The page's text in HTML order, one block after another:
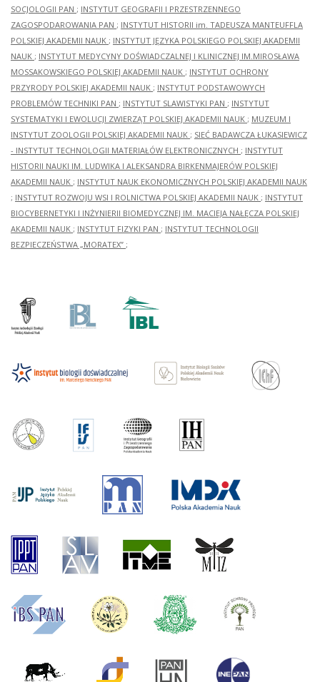
SOCJOLOGII PAN ; INSTYTUT GEOGRAFII I PRZESTRZENNEGO
ZAGOSPODAROWANIA PAN ; INSTYTUT HISTORII im. TADEUSZA MANTEUFFLA
POLSKIEJ AKADEMII NAUK ; INSTYTUT JĘZYKA POLSKIEGO POLSKIEJ AKADEMII
NAUK ; INSTYTUT MEDYCYNY DOŚWIADCZALNEJ I KLINICZNEJ IM.MIROSŁAWA
MOSSAKOWSKIEGO POLSKIEJ AKADEMII NAUK ; INSTYTUT OCHRONY
PRZYRODY POLSKIEJ AKADEMII NAUK ; INSTYTUT PODSTAWOWYCH
PROBLEMÓW TECHNIKI PAN ; INSTYTUT SLAWISTYKI PAN ; INSTYTUT
SYSTEMATYKI I EWOLUCJI ZWIERZĄT POLSKIEJ AKADEMII NAUK ; MUZEUM I
INSTYTUT ZOOLOGII POLSKIEJ AKADEMII NAUK ; SIEĆ BADAWCZA ŁUKASIEWICZ
- INSTYTUT TECHNOLOGII MATERIAŁÓW ELEKTRONICZNYCH ; INSTYTUT
HISTORII NAUKI IM. LUDWIKA I ALEKSANDRA BIRKENMAJERÓW POLSKIEJ
AKADEMII NAUK ; INSTYTUT NAUK EKONOMICZNYCH POLSKIEJ AKADEMII NAUK
; INSTYTUT ROZWOJU WSI I ROLNICTWA POLSKIEJ AKADEMII NAUK ; INSTYTUT
BIOCYBERNETYKI I INŻYNIERII BIOMEDYCZNEJ IM. MACIEJA NAŁĘCZA POLSKIEJ
AKADEMII NAUK ; INSTYTUT FIZYKI PAN ; INSTYTUT TECHNOLOGII
BEZPIECZEŃSTWA „MORATEX” ;